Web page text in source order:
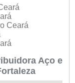
Ceará
Aço e